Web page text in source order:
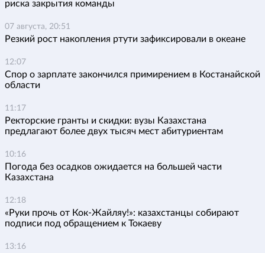
риска закрытия команды
07 августа, 20:51
Резкий рост накопления ртути зафиксировали в океане
12:07
Спор о зарплате закончился примирением в Костанайской
области
11:17
Ректорские гранты и скидки: вузы Казахстана
предлагают более двух тысяч мест абитуриентам
10:16
Погода без осадков ожидается на большей части
Казахстана
12:18
«Руки прочь от Кок-Жайляу!»: казахстанцы собирают
подписи под обращением к Токаеву
13:16